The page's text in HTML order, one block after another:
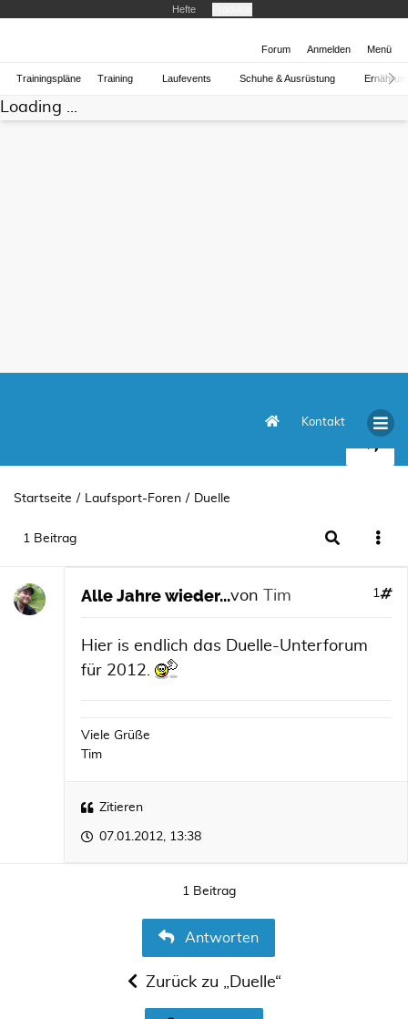
Hefte
Forum Anmelden Menü
Trainingspläne Training Laufevents Schuhe & Ausrüstung
Loading ...
Kontakt
Startseite Laufsport-Foren Duelle
1 Beitrag
Alle Jahre wieder... 1
von Tim
Hier is endlich das Duelle-Unterforum
für 2012.
Viele Grüße
Tim
Zitieren
07.01.2012, 13:38
1 Beitrag
Antworten
Zurück zu „Duelle“